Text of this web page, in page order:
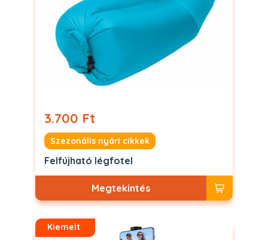
3.700 Ft
Szezonális nyári cikkek
Felfújható légfotel
Megtekintés
Kiemelt